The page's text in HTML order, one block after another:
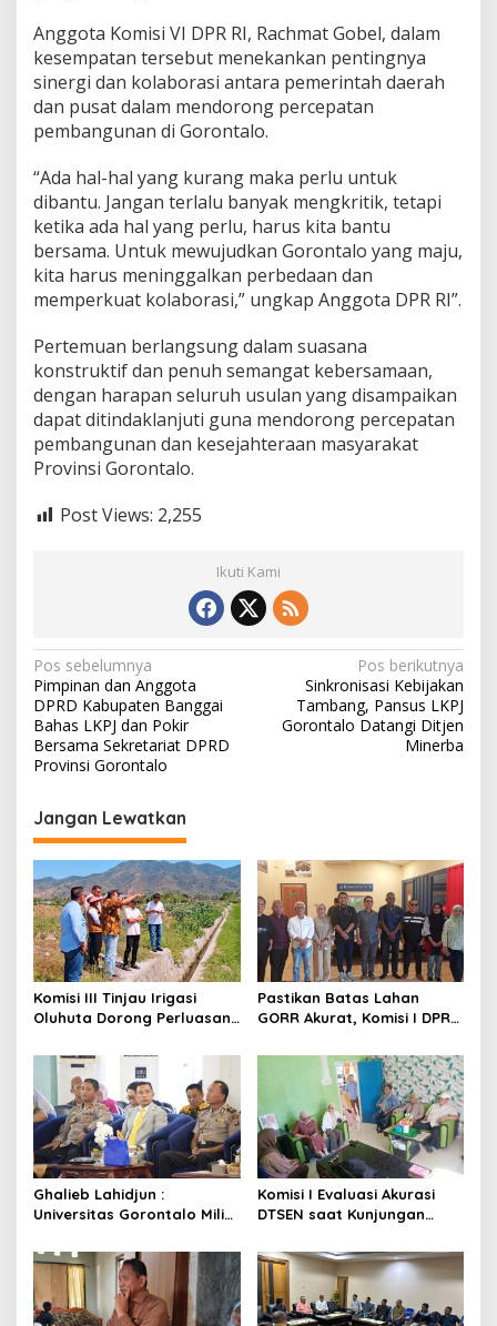
Anggota Komisi VI DPR RI, Rachmat Gobel, dalam
kesempatan tersebut menekankan pentingnya
sinergi dan kolaborasi antara pemerintah daerah
dan pusat dalam mendorong percepatan
pembangunan di Gorontalo.
“Ada hal-hal yang kurang maka perlu untuk
dibantu. Jangan terlalu banyak mengkritik, tetapi
ketika ada hal yang perlu, harus kita bantu
bersama. Untuk mewujudkan Gorontalo yang maju,
kita harus meninggalkan perbedaan dan
memperkuat kolaborasi,” ungkap Anggota DPR RI”.
Pertemuan berlangsung dalam suasana
konstruktif dan penuh semangat kebersamaan,
dengan harapan seluruh usulan yang disampaikan
dapat ditindaklanjuti guna mendorong percepatan
pembangunan dan kesejahteraan masyarakat
Provinsi Gorontalo.
Post Views: 2,255
Ikuti Kami
N
a
v
i
a
s
i
p
o
s
Pos sebelumnya
Pimpinan dan Anggota
DPRD Kabupaten Banggai
Bahas LKPJ dan Pokir
Bersama Sekretariat DPRD
Provinsi Gorontalo
Pos berikutnya
Sinkronisasi Kebijakan
Tambang, Pansus LKPJ
Gorontalo Datangi Ditjen
Minerba
Jangan Lewatkan
Komisi III Tinjau Irigasi
Oluhuta Dorong Perluasan
Pastikan Batas Lahan
GORR Akurat, Komisi I DPRD
Trans Continent.
Ghalieb Lahidjun :
Universitas Gorontalo Miliki
yang Teruji
Komisi I Evaluasi Akurasi
DTSEN saat Kunjungan